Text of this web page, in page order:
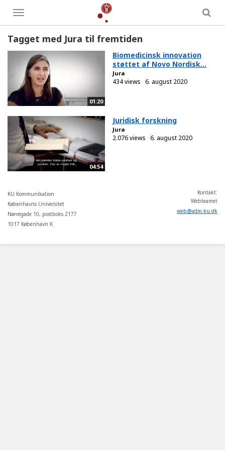
Toggle
menu
Tagget med Jura til fremtiden
01:20
Biomedicinsk innovation
støttet af Novo Nordisk...
Jura
434 views 6. august 2020
04:54
Juridisk forskning
Jura
2.076 views 6. august 2020
KU Kommunikation
Københavns Universitet
Nørregade 10, postboks 2177
1017 København K
Kontakt:
Webteamet
web@adm.ku.dk